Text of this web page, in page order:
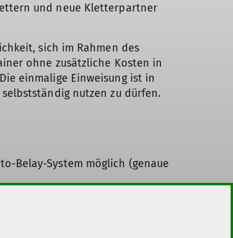
und neue Kletterpartner
sich im Rahmen des
ohne zusätzliche Kosten in
einmalige Einweisung ist in
nutzen zu dürfen.
Belay-System möglich (genaue